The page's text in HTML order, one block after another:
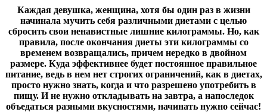
Каждая девушка, женщина, хотя бы один раз в жизни
начинала мучить себя различными диетами с целью
сбросить свои ненавистные лишние килограммы. Но, как
правила, после окончания диеты эти килограммы со
временем возвращались, причем нередко в двойном
размере. Куда эффективнее будет постоянное правильное
питание, ведь в нем нет строгих ограничений, как в диетах,
просто нужно знать, когда и что разрешено употребить в
пищу. И не нужно откладывать на завтра, а напоследок
объедаться разными вкусностями, начинать нужно сейчас!